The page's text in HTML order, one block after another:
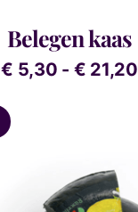
Belegen kaas
€ 5,30 - € 21,20